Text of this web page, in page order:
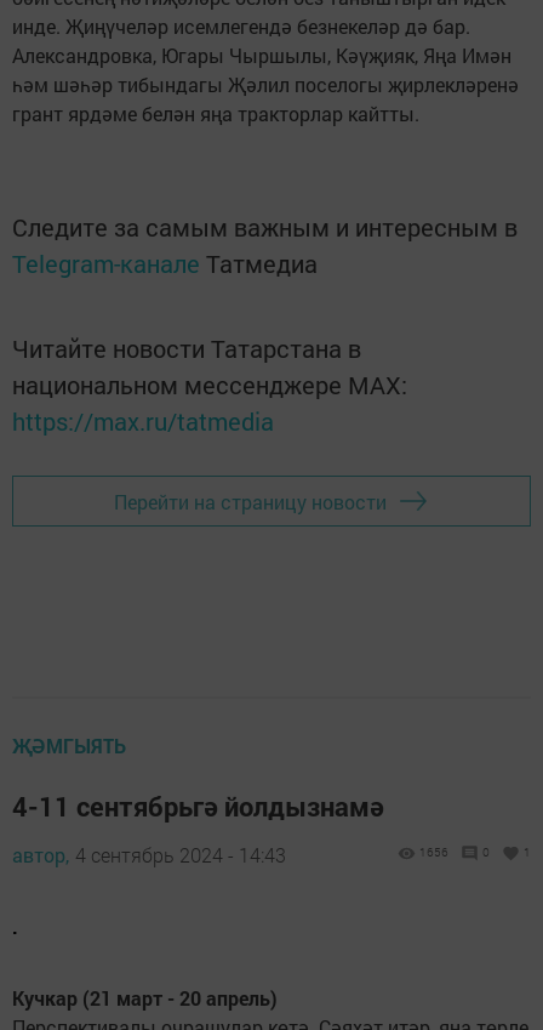
инде. Җиңүчеләр исемлегендә безнекеләр дә бар.
Александровка, Югары Чыршылы, Кәүҗияк, Яңа Имән
һәм шәһәр тибындагы Җәлил поселогы җирлекләренә
грант ярдәме белән яңа тракторлар кайтты.
Следите за самым важным и интересным в
Telegram-канале Татмедиа
Читайте новости Татарстана в
национальном мессенджере MАХ:
https://max.ru/tatmedia
Перейти на страницу новости
ҖӘМГЫЯТЬ
4-11 сентябрьгә йолдызнамә
автор, 4 сентябрь 2024 - 14:43 1656 0 1
.
Кучкар (21 март - 20 апрель)